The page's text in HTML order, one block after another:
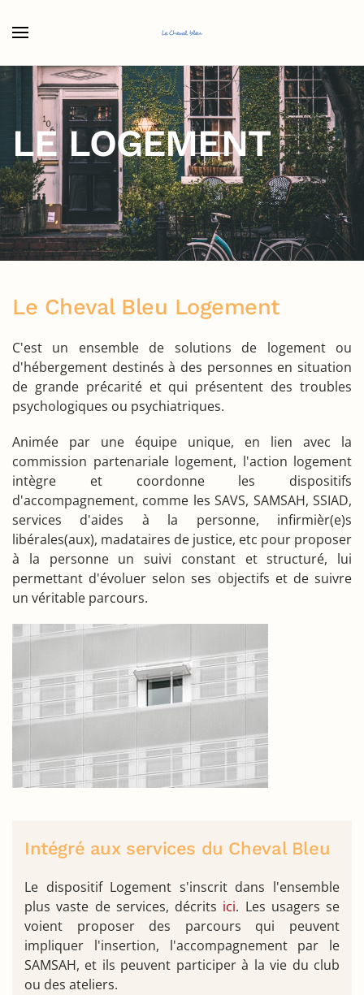
LE LOGEMENT
Le Cheval Bleu Logement
C'est un ensemble de solutions de logement ou
d'hébergement destinés à des personnes en situation
de grande précarité et qui présentent des troubles
psychologiques ou psychiatriques.
Animée par une équipe unique, en lien avec la
commission partenariale logement, l'action logement
intègre et coordonne les dispositifs
d'accompagnement, comme les SAVS, SAMSAH, SSIAD,
services d'aides à la personne, infirmièr(e)s
libérales(aux), madataires de justice, etc pour proposer
à la personne un suivi constant et structuré, lui
permettant d'évoluer selon ses objectifs et de suivre
un véritable parcours.
Intégré aux services du Cheval Bleu
Le dispositif Logement s'inscrit dans l'ensemble
plus vaste de services, décrits ici. Les usagers se
voient proposer des parcours qui peuvent
impliquer l'insertion, l'accompagnement par le
SAMSAH, et ils peuvent participer à la vie du club
ou des ateliers.